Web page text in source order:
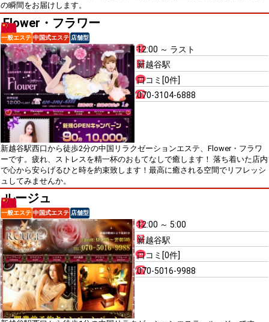
の瞬間をお届けします。
Flower・フラワー
一般エステ 中国式エステ 店舗型
12:00 ～ ラスト
新越谷駅
口コミ[0件]
070-3104-6888
新越谷駅西口から徒歩2分の中国リラクゼーションエステ、Flower・フラワ
ーです。疲れ、ストレスを精一杯のおもてなしで癒します！ 落ち着いた店内
で心から安らげるひと時を約束致します！最高に癒される空間でリフレッシ
ュしてみませんか。
ルージュ
一般エステ 中国式エステ 店舗型
12:00 ～ 5:00
新越谷駅
口コミ[0件]
070-5016-9988